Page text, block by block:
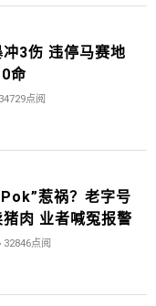
3伤 违停马赛地
命
34729点阅
惹祸？老字号
肉 业者喊冤报警
32846点阅